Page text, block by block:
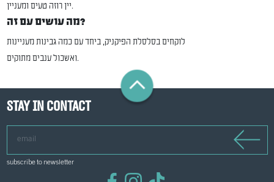
יין רוזה טעים ומעניין.
מה עושים עם זה?
לוקחים בסלסלת הפיקניק, ביחד עם כמה גבינות מעניינות
ואשכול ענבים מתוקים.
Stay in contact
subscribe to newsletter